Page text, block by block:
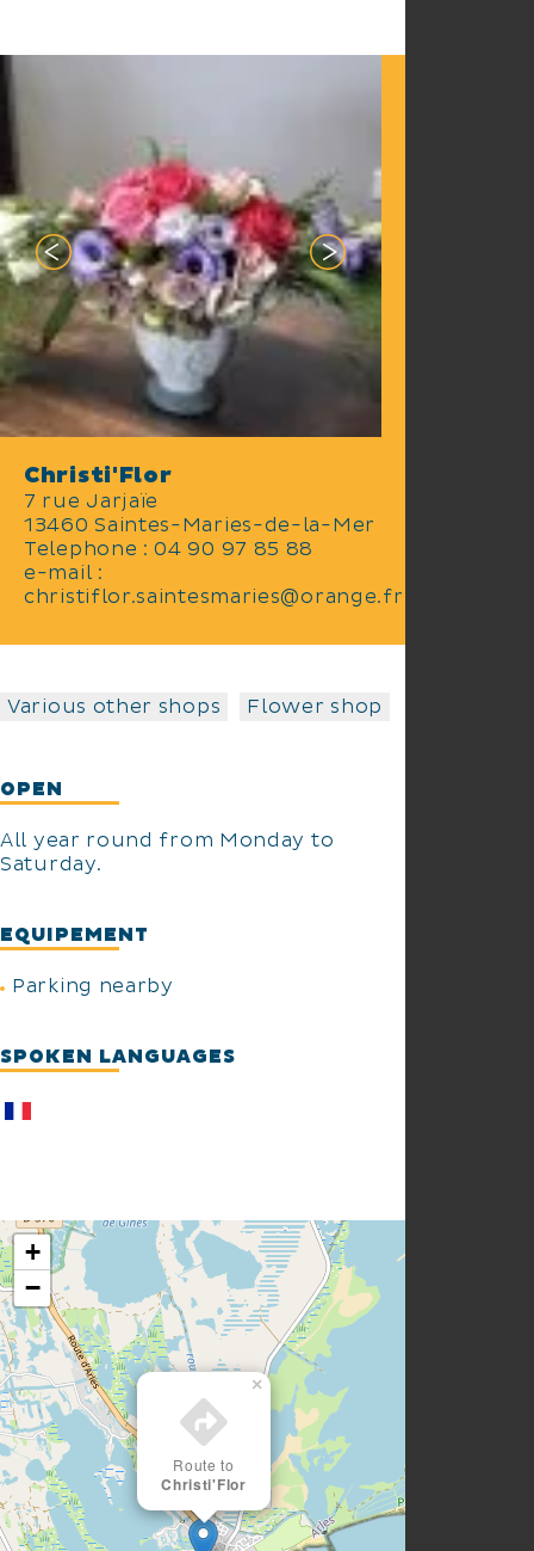
Christi'Flor
7 rue Jarjaïe
13460 Saintes-Maries-de-la-Mer
Telephone : 04 90 97 85 88
e-mail :
christiflor.saintesmaries@orange.fr
Various other shops Flower shop
OPEN
All year round from Monday to
Saturday.
EQUIPEMENT
Parking nearby
SPOKEN LANGUAGES
Route to
Christi'Flor
×
+
−